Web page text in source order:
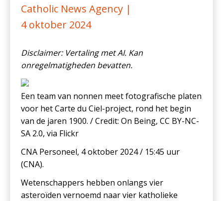
Catholic News Agency |
4 oktober 2024
Disclaimer: Vertaling met AI. Kan
onregelmatigheden bevatten.
Een team van nonnen meet fotografische platen
voor het Carte du Ciel-project, rond het begin
van de jaren 1900. / Credit: On Being, CC BY-NC-
SA 2.0, via Flickr
CNA Personeel, 4 oktober 2024 / 15:45 uur
(CNA).
Wetenschappers hebben onlangs vier
asteroïden vernoemd naar vier katholieke